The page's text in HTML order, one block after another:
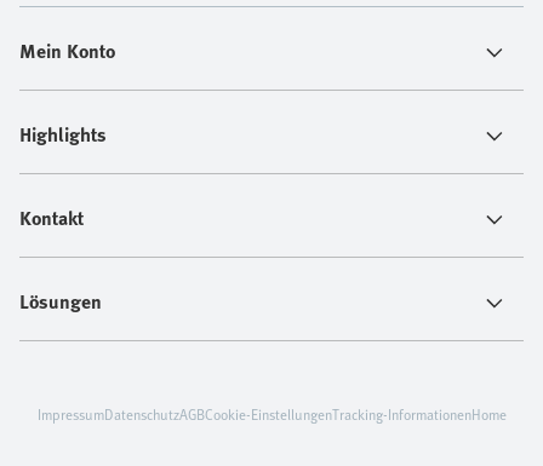
Mein Konto
Highlights
Kontakt
Lösungen
ImpressumDatenschutzAGBCookie-EinstellungenTracking-InformationenHome